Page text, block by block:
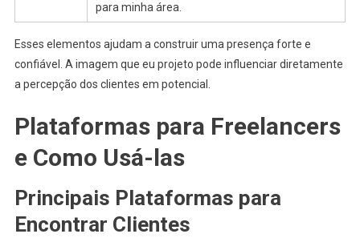
para minha área.
Esses elementos ajudam a construir uma presença forte e
confiável. A imagem que eu projeto pode influenciar diretamente
a percepção dos clientes em potencial.
Plataformas para Freelancers
e Como Usá-las
Principais Plataformas para
Encontrar Clientes